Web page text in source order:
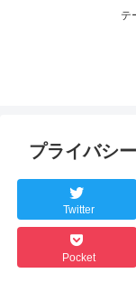
テ
プライバシ
Twitter
Pocket